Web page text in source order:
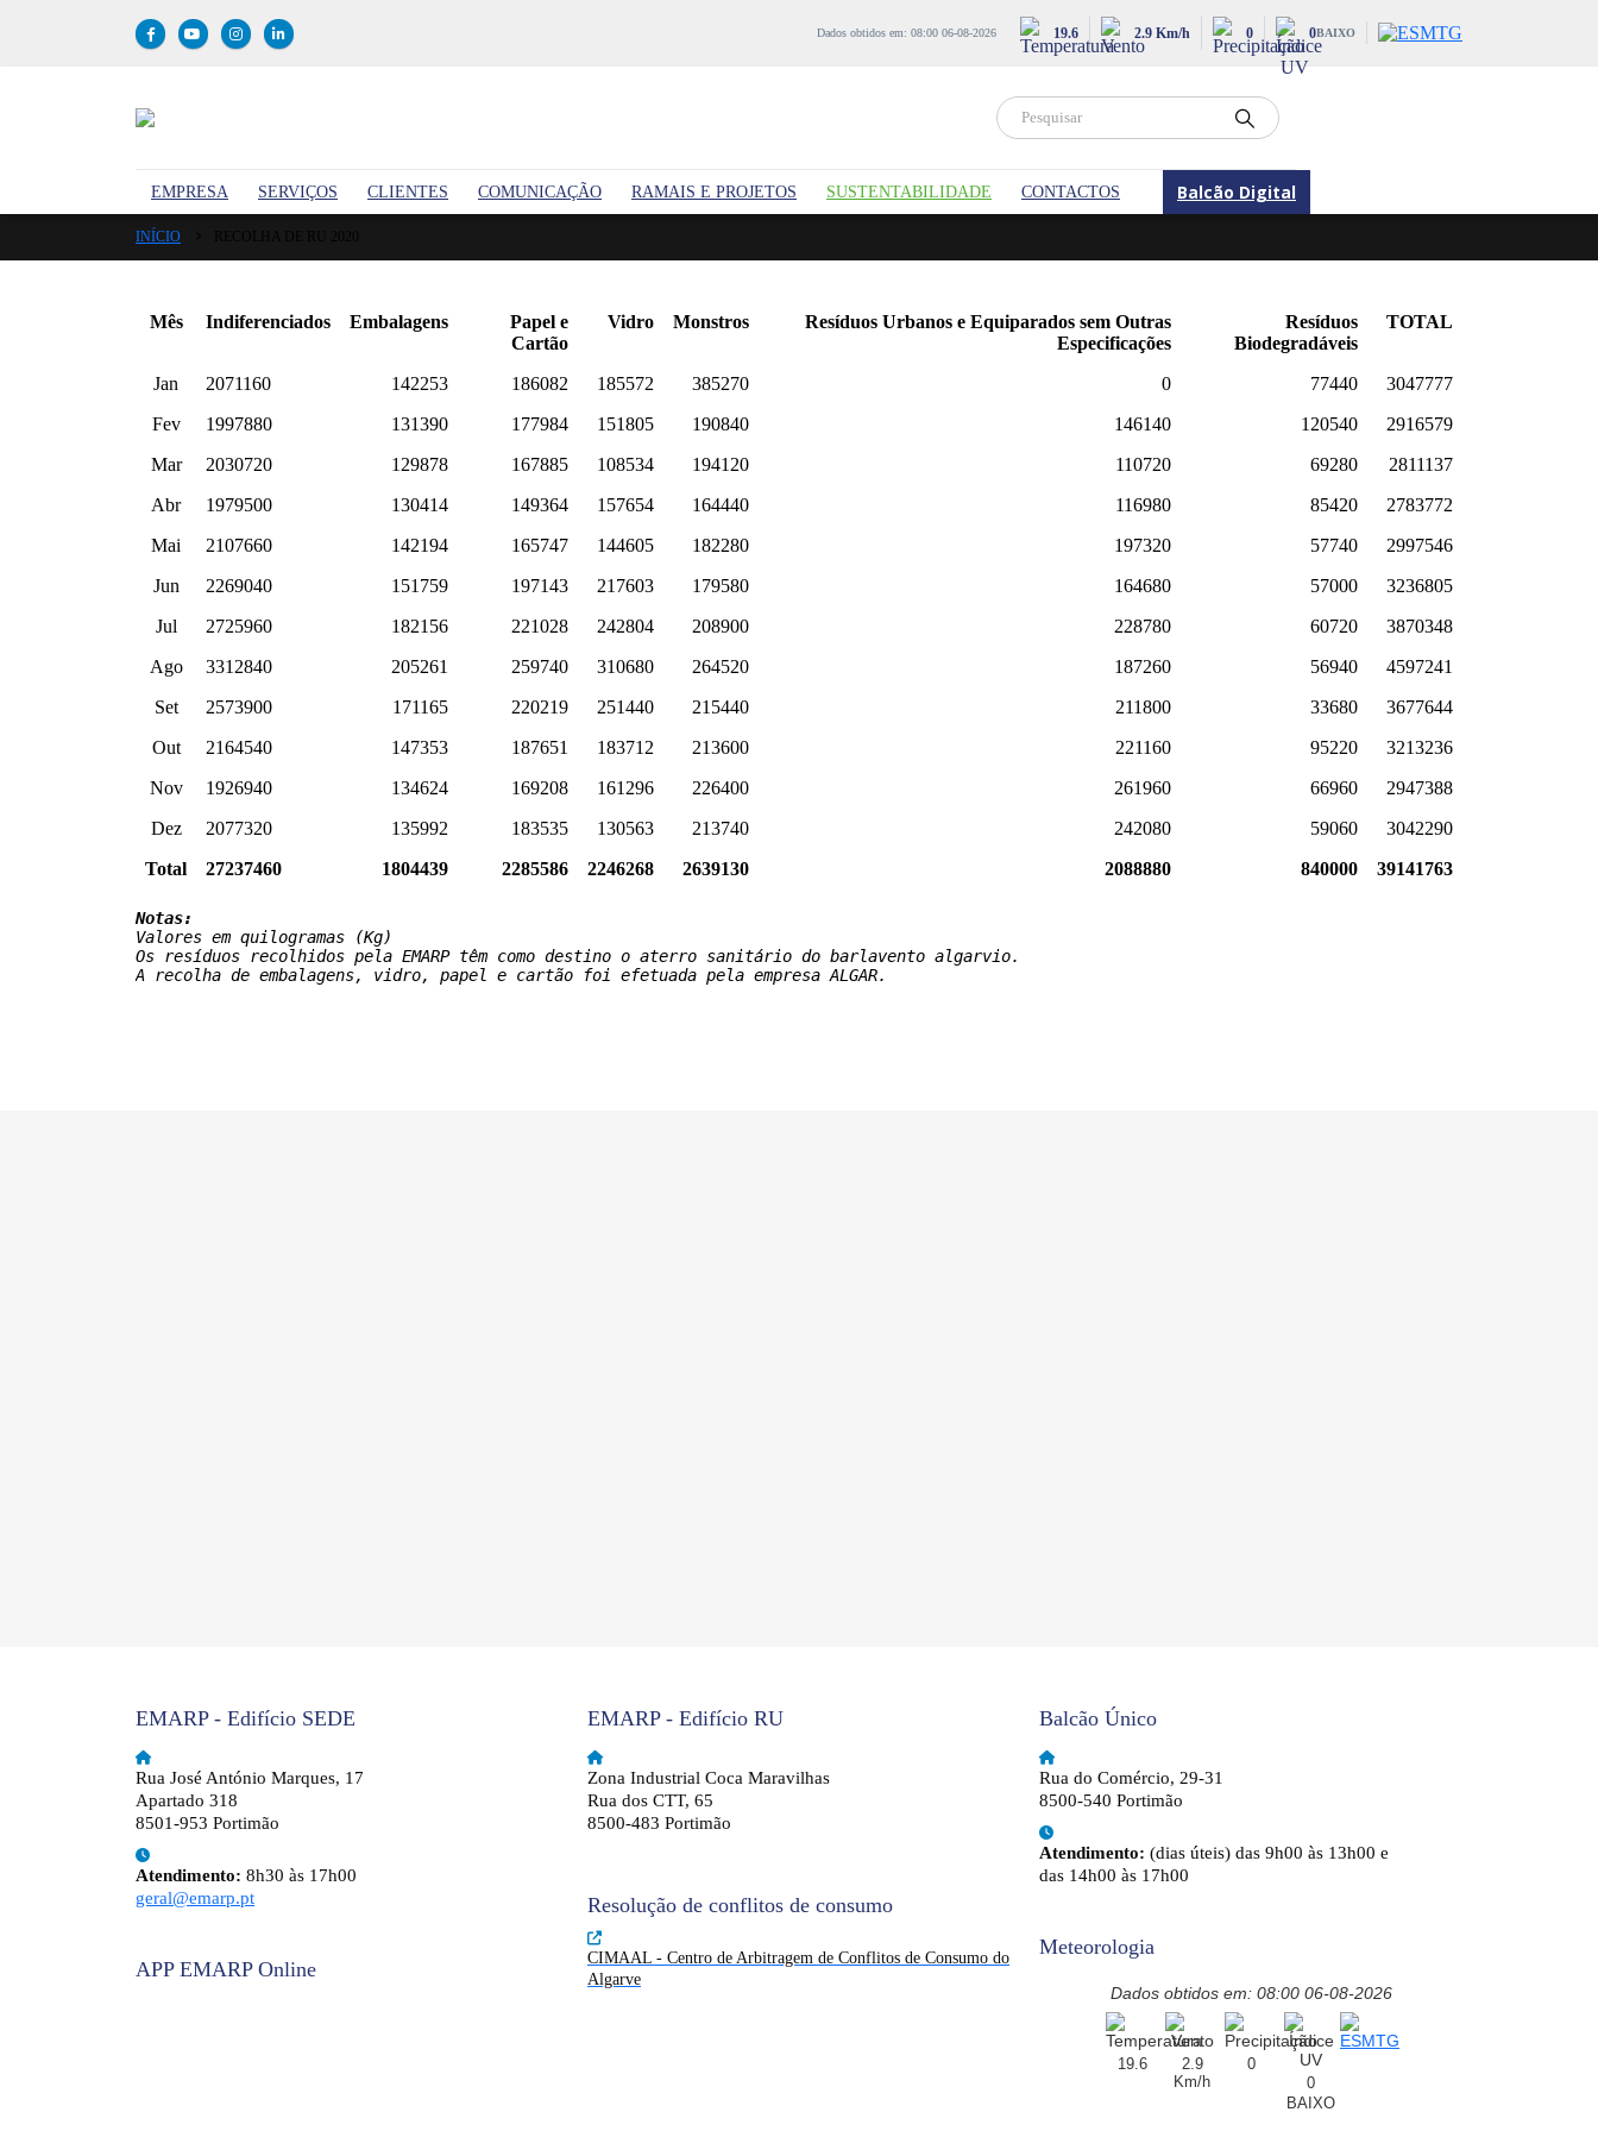
Dados obtidos em: 08:00 06-08-2026 19.6 2.9 Km/h 0 0BAIXO
EMPRESA SERVIÇOS CLIENTES COMUNICAÇÃO RAMAIS E PROJETOS SUSTENTABILIDADE CONTACTOS Balcão Digital
INÍCIO
Mês Indiferenciados Embalagens
Papel e
Cartão
Vidro Monstros
Resíduos Urbanos e Equiparados sem Outras
Especificações
Resíduos
Biodegradáveis
TOTAL
Jan 2071160 142253 186082 185572 385270 0 77440
3047777
Fev
1997880 131390 177984 151805 190840 146140 120540
2916579
Mar
2030720 129878 167885 108534 194120 110720 69280
2811137
Abr
1979500 130414 149364 157654 164440 116980 85420
2783772
Mai
2107660 142194 165747 144605 182280 197320 57740
2997546
Jun
2269040 151759 197143 217603 179580 164680 57000
3236805
Jul
2725960 182156 221028 242804 208900 228780 60720
3870348
Ago
3312840 205261 259740 310680 264520 187260 56940
4597241
Set
2573900 171165 220219 251440 215440 211800 33680
3677644
Out
2164540 147353 187651 183712 213600 221160 95220
3213236
Nov
1926940 134624 169208 161296 226400 261960 66960
2947388
Dez
2077320 135992 183535 130563 213740 242080 59060
3042290
Total
27237460 1804439 2285586 2246268 2639130 2088880 840000 39141763
Notas:
Valores em quilogramas (Kg)
Os resíduos recolhidos pela EMARP têm como destino o aterro sanitário do barlavento algarvio.
A recolha de embalagens, vidro, papel e cartão foi efetuada pela empresa ALGAR.
EMARP - Edifício SEDE
Rua José António Marques, 17
Apartado 318
8501-953 Portimão
Atendimento: 8h30 às 17h00
geral@emarp.pt
APP EMARP Online
EMARP - Edifício RU
Zona Industrial Coca Maravilhas
Rua dos CTT, 65
8500-483 Portimão
Resolução de conflitos de consumo
CIMAAL - Centro de Arbitragem de Conflitos de Consumo do
Algarve
Balcão Único
Rua do Comércio, 29-31
8500-540 Portimão
Atendimento: (dias úteis) das 9h00 às 13h00 e
das 14h00 às 17h00
Meteorologia
Dados obtidos em: 08:00 06-08-2026
19.6
2.9
Km/h
0
0
BAIXO